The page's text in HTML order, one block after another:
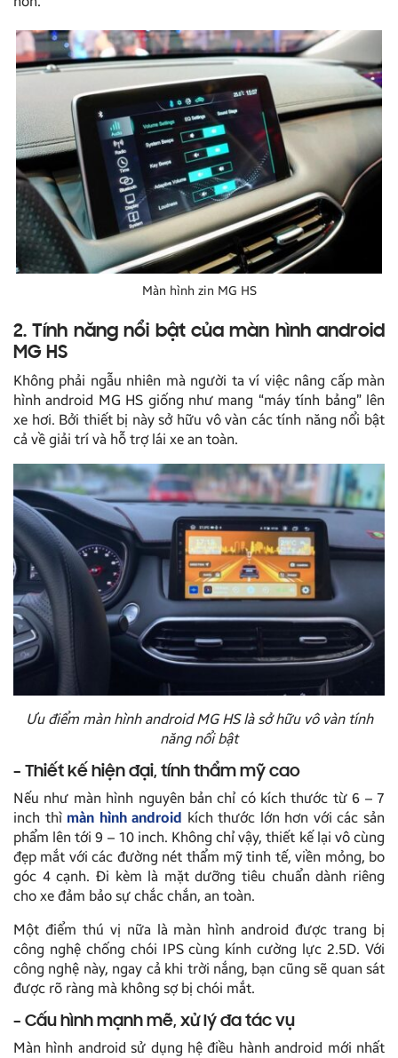
Màn hình zin MG HS
2. Tính năng nổi bật của màn hình android
MG HS
Không phải ngẫu nhiên mà người ta ví việc nâng cấp màn
hình android MG HS giống như mang “máy tính bảng” lên
xe hơi. Bởi thiết bị này sở hữu vô vàn các tính năng nổi bật
cả về giải trí và hỗ trợ lái xe an toàn.
Ưu điểm màn hình android MG HS là sở hữu vô vàn tính
năng nổi bật
– Thiết kế hiện đại, tính thẩm mỹ cao
Nếu như màn hình nguyên bản chỉ có kích thước từ 6 – 7
inch thì màn hình android kích thước lớn hơn với các sản
phẩm lên tới 9 – 10 inch. Không chỉ vậy, thiết kế lại vô cùng
đẹp mắt với các đường nét thẩm mỹ tinh tế, viền mỏng, bo
góc 4 cạnh. Đi kèm là mặt dưỡng tiêu chuẩn dành riêng
cho xe đảm bảo sự chắc chắn, an toàn.
Một điểm thú vị nữa là màn hình android được trang bị
công nghệ chống chói IPS cùng kính cường lực 2.5D. Với
công nghệ này, ngay cả khi trời nắng, bạn cũng sẽ quan sát
được rõ ràng mà không sợ bị chói mắt.
– Cấu hình mạnh mẽ, xử lý đa tác vụ
Màn hình android sử dụng hệ điều hành android mới nhất